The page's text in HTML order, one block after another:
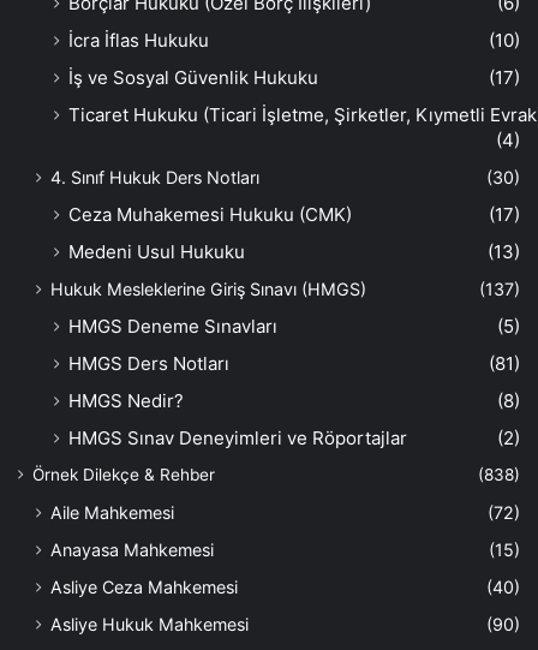
İcra İflas Hukuku
(10)
İş ve Sosyal Güvenlik Hukuku
(17)
Ticaret Hukuku (Ticari İşletme, Şirketler, Kıymetli
(4)
4. Sınıf Hukuk Ders Notları (30)
Ceza Muhakemesi Hukuku (CMK)
(17)
Medeni Usul Hukuku
(13)
Hukuk Mesleklerine Giriş Sınavı (HMGS) (137)
HMGS Deneme Sınavları
(5)
HMGS Ders Notları
(81)
HMGS Nedir?
(8)
HMGS Sınav Deneyimleri ve Röportajlar
(2)
Örnek Dilekçe & Rehber (838)
Aile Mahkemesi
(72)
Anayasa Mahkemesi
(15)
Asliye Ceza Mahkemesi
(40)
Asliye Hukuk Mahkemesi
(90)